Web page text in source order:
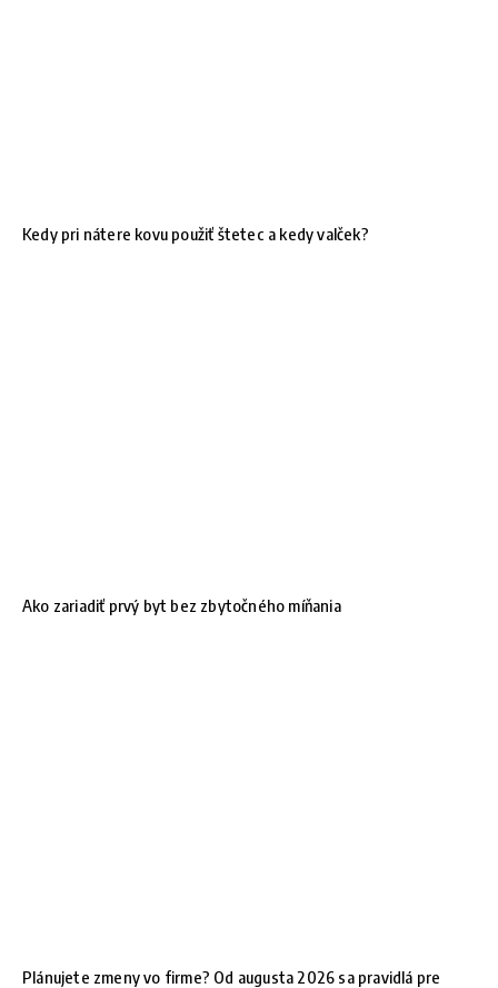
Kedy pri nátere kovu použiť štetec a kedy valček?
Ako zariadiť prvý byt bez zbytočného míňania
Plánujete zmeny vo firme? Od augusta 2026 sa pravidlá pre